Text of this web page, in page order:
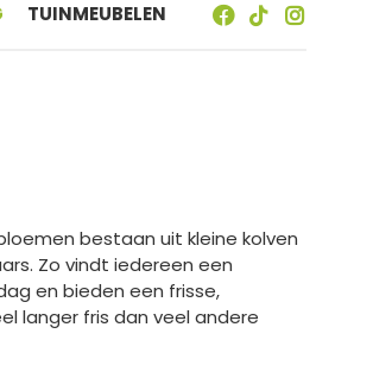
TUINMEUBELEN
bestaan uit kleine kolven
Zo vindt iedereen een
en bieden een frisse,
langer fris dan veel andere